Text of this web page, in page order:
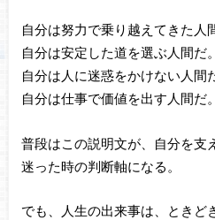
自分は努力で乗り越えてきた人
自分は安定した道を選ぶ人間だ。
自分は人に迷惑をかけない人間
自分は仕事で価値を出す人間だ。
普段はこの説明文が、自分を支
迷った時の判断軸になる。
でも、人生の出来事は、ときど